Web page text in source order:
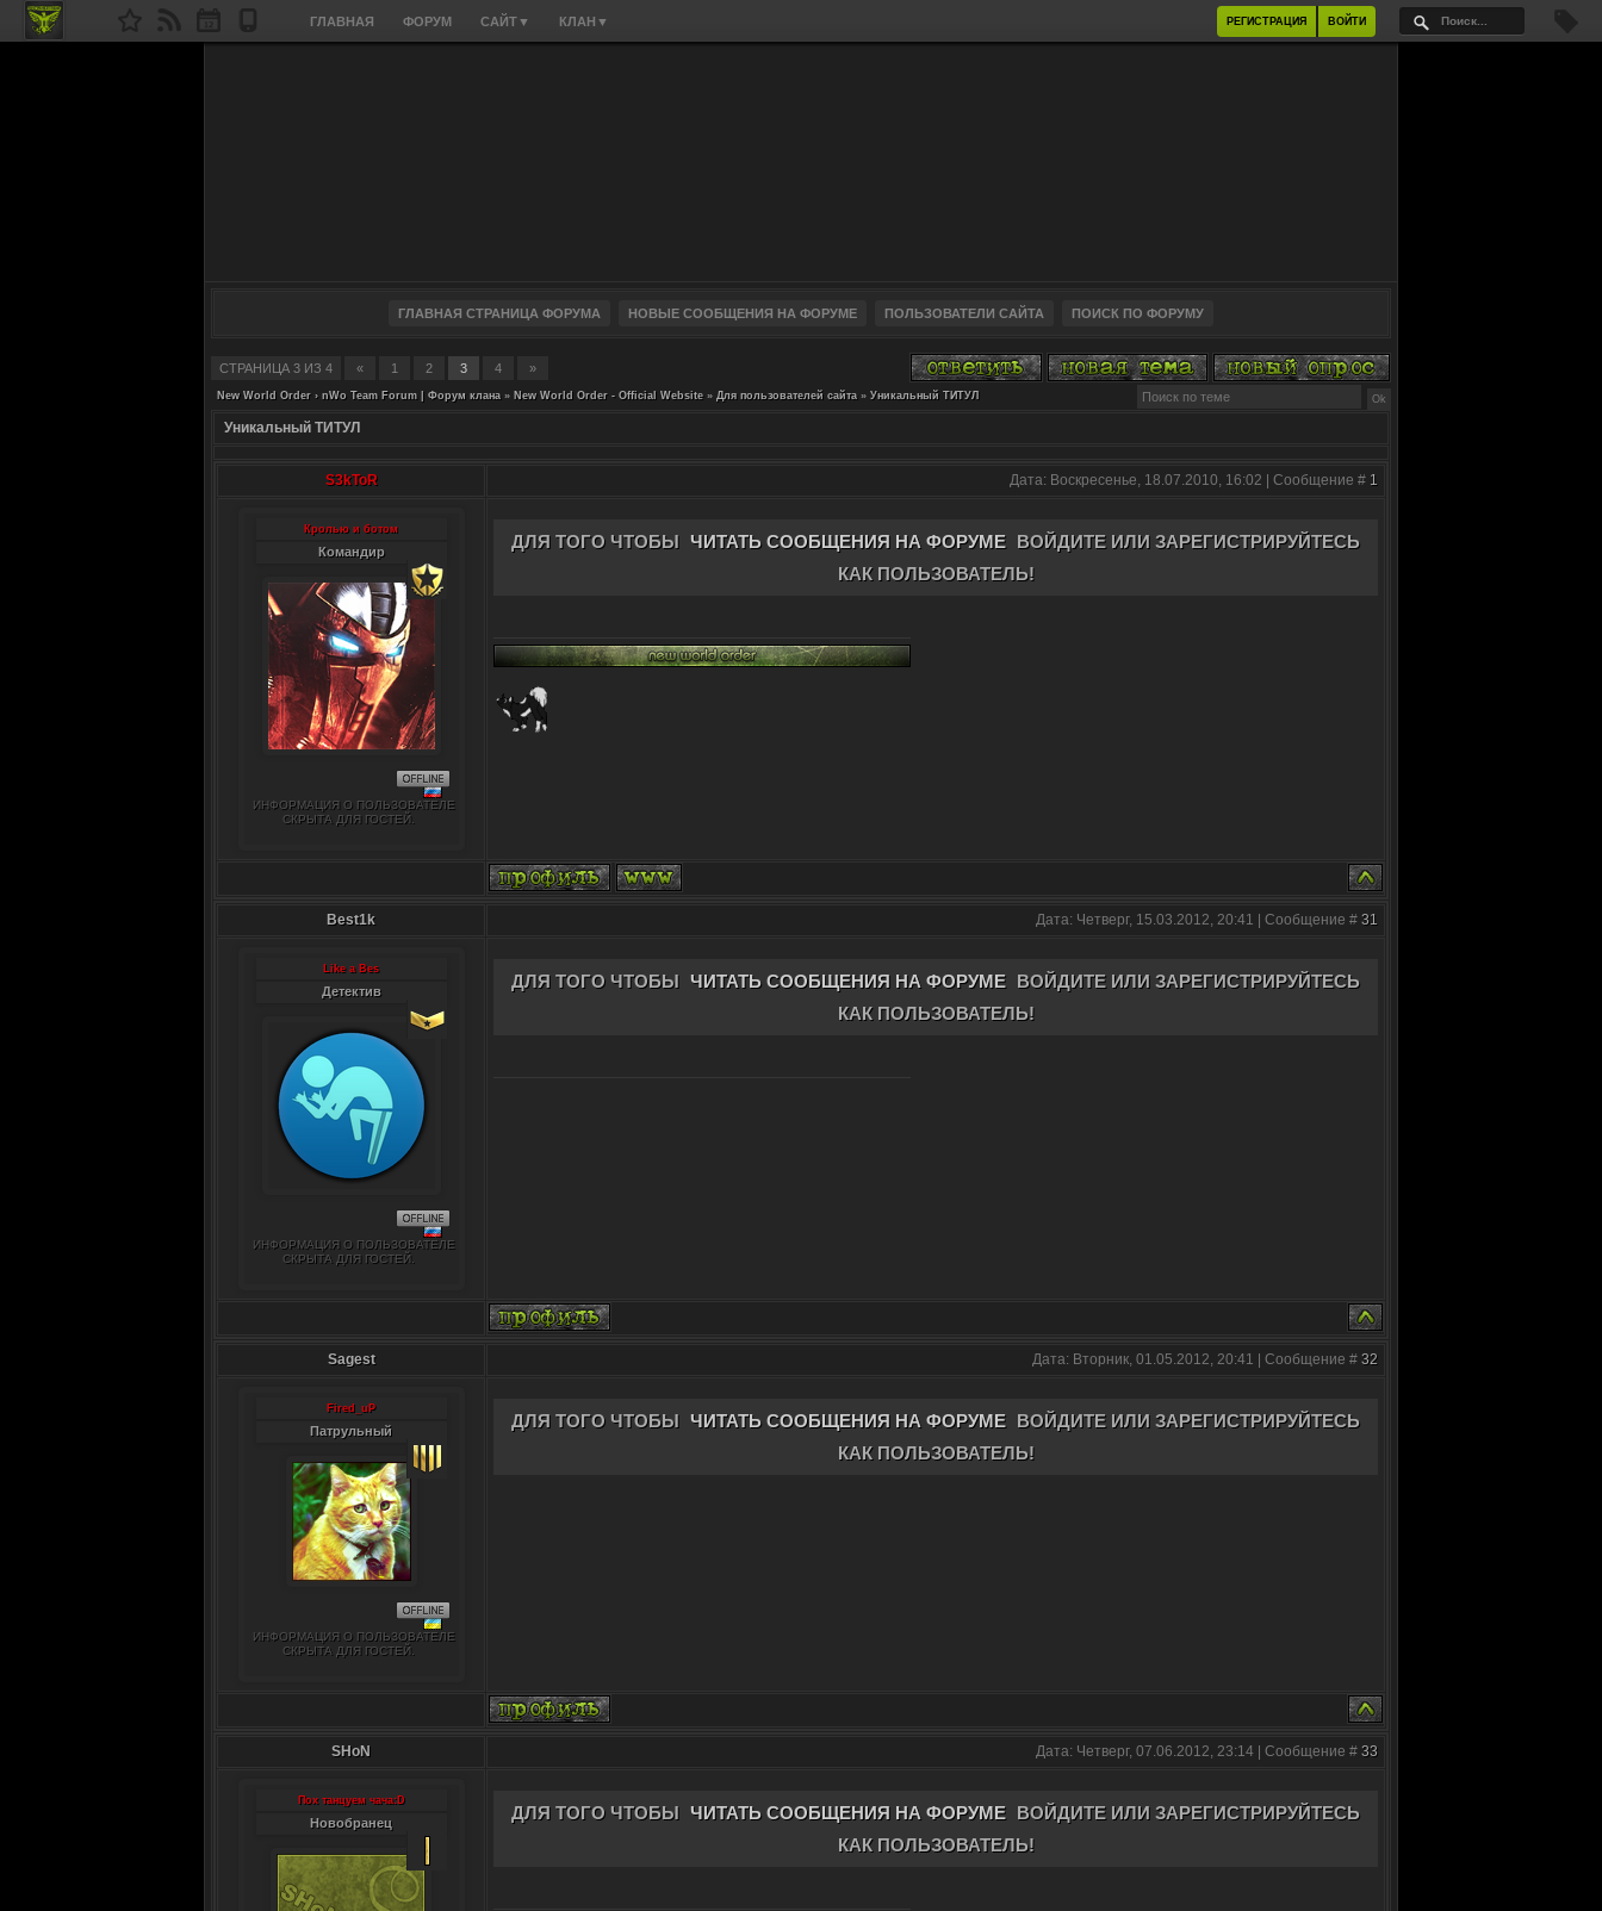
ГЛАВНАЯ ФОРУМ САЙТ▼ КЛАН ▼ РЕГИСТРАЦИЯ ВОЙТИ
СТРАНИЦА 3 ИЗ 4 « 1 2 3 4 »
New World Order › nWo Team Forum | Форум клана » New World Order - Official Website » Для пользователей сайта » Уникальный ТИТУЛ
Уникальный ТИТУЛ
S3kToR Дата: Воскресенье, 18.07.2010, 16:02 | Сообщение # 1
Кролью и ботом
Командир
ИНФОРМАЦИЯ О ПОЛЬЗОВАТЕЛЕ
СКРЫТА ДЛЯ ГОСТЕЙ.
ДЛЯ ТОГО ЧТОБЫ ЧИТАТЬ СООБЩЕНИЯ НА ФОРУМЕ ВОЙДИТЕ ИЛИ ЗАРЕГИСТРИРУЙТЕСЬ
КАК ПОЛЬЗОВАТЕЛЬ!
Best1k Дата: Четверг, 15.03.2012, 20:41 | Сообщение # 31
Like a Bes
Детектив
ИНФОРМАЦИЯ О ПОЛЬЗОВАТЕЛЕ
СКРЫТА ДЛЯ ГОСТЕЙ.
ДЛЯ ТОГО ЧТОБЫ ЧИТАТЬ СООБЩЕНИЯ НА ФОРУМЕ ВОЙДИТЕ ИЛИ ЗАРЕГИСТРИРУЙТЕСЬ
КАК ПОЛЬЗОВАТЕЛЬ!
Sagest Дата: Вторник, 01.05.2012, 20:41 | Сообщение # 32
Fired_uP
Патрульный
ИНФОРМАЦИЯ О ПОЛЬЗОВАТЕЛЕ
СКРЫТА ДЛЯ ГОСТЕЙ.
ДЛЯ ТОГО ЧТОБЫ ЧИТАТЬ СООБЩЕНИЯ НА ФОРУМЕ ВОЙДИТЕ ИЛИ ЗАРЕГИСТРИРУЙТЕСЬ
КАК ПОЛЬЗОВАТЕЛЬ!
SHoN Дата: Четверг, 07.06.2012, 23:14 | Сообщение # 33
Пох танцуем чача:D
Новобранец ДЛЯ ТОГО ЧТОБЫ ЧИТАТЬ СООБЩЕНИЯ НА ФОРУМЕ ВОЙДИТЕ ИЛИ ЗАРЕГИСТРИРУЙТЕСЬ
КАК ПОЛЬЗОВАТЕЛЬ!